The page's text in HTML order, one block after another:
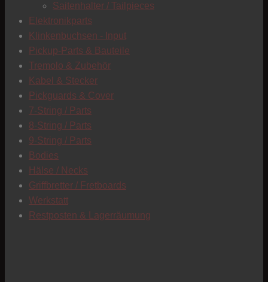
Saitenhalter / Tailpieces
Elektronikparts
Klinkenbuchsen - Input
Pickup-Parts & Bauteile
Tremolo & Zubehör
Kabel & Stecker
Pickguards & Cover
7-String / Parts
8-String / Parts
9-String / Parts
Bodies
Hälse / Necks
Griffbretter / Fretboards
Werkstatt
Restposten & Lagerräumung